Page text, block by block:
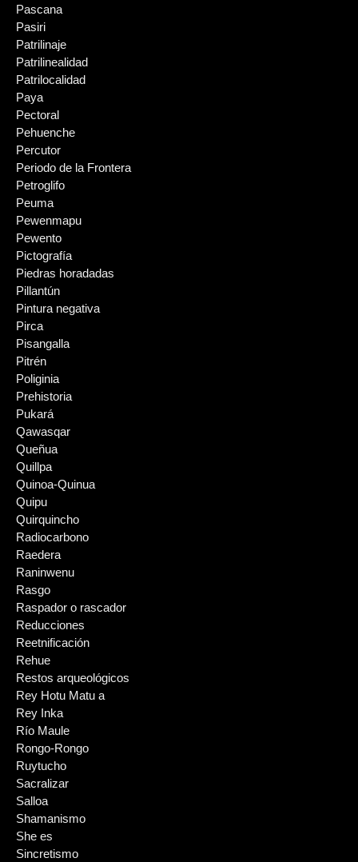
Pascana
Pasiri
Patrilinaje
Patrilinealidad
Patrilocalidad
Paya
Pectoral
Pehuenche
Percutor
Periodo de la Frontera
Petroglifo
Peuma
Pewenmapu
Pewento
Pictografía
Piedras horadadas
Pillantún
Pintura negativa
Pirca
Pisangalla
Pitrén
Poliginia
Prehistoria
Pukará
Qawasqar
Queñua
Quillpa
Quinoa-Quinua
Quipu
Quirquincho
Radiocarbono
Raedera
Raninwenu
Rasgo
Raspador o rascador
Reducciones
Reetnificación
Rehue
Restos arqueológicos
Rey Hotu Matu a
Rey Inka
Río Maule
Rongo-Rongo
Ruytucho
Sacralizar
Salloa
Shamanismo
She es
Sincretismo